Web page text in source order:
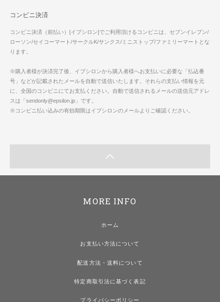
コンビニ決済
コンビニ決済（前払い）[イプシロン]でご利用頂けるコンビニは、セブンイレブン/
ローソン/セイコーマート/サークルK/サンクス/ミニストップ/ファミリーマートとな
ります。
※購入者様が決済完了後、イプシロンから購入者様へお支払いに必要な「払込番
号」などが記載されたメールを自動で送信いたします。それらの支払い情報を元
に、全国のコンビニにてお支払ください。自動で送信されるメールの送信元アドレ
スは「sendonly@epsilon.jp」です。
※コンビニ払い込みの有効期限はイプシロンのメールよりご確認ください。
MORE INFO
ホーム
お支払い方法について
配送方法・送料について
特定商取引法に基づく表記
プライバシーポリシー